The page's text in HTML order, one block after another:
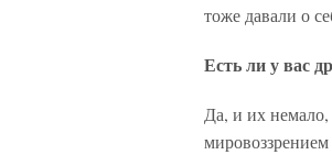
тоже давали о
Есть ли у вас
Да, и их